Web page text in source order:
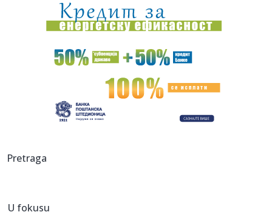
23:47:Srpkinje pronašle novčanik u Čanju, pa uradile nešto što je
23:46:Detalji drame na nemačkom aerodromu: Vozač nogom
izbacio dron s...
Kraj za Aleksandru i Anu: Eliminisane već na startu
23:35:"Nema lakih utakmica, ali mi smo Vojvodina"
Pretraga
U fokusu